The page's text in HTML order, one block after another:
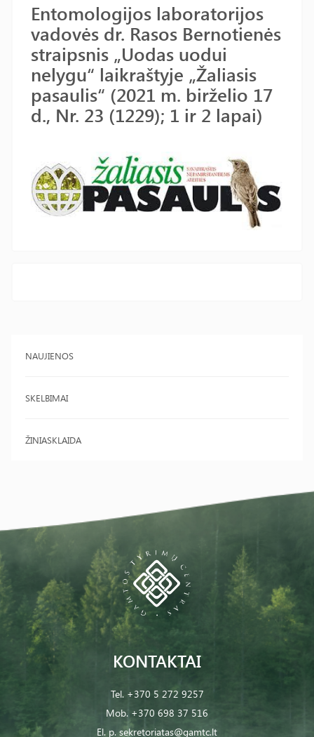
NAUJIENOS
SKELBIMAI
ŽINIASKLAIDA
Entomologijos laboratorijos
vadovės dr. Rasos Bernotienės
straipsnis „Uodas uodui
nelygu“ laikraštyje „Žaliasis
pasaulis“ (2021 m. birželio 17
d., Nr. 23 (1229); 1 ir 2 lapai)
KONTAKTAI
Tel. +370 5 272 9257
Mob. +370 698 37 516
El. p. sekretoriatas@gamtc.lt